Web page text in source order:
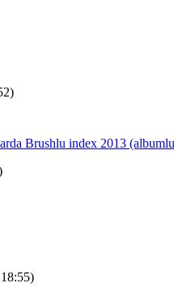
Brushlu index 2013